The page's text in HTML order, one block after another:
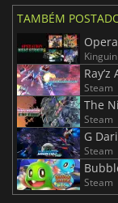
TAMBÉM
Kinguin
Steam
Steam
G
Steam
Steam